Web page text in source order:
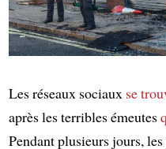
Les réseaux sociaux se
après les terribles émeutes
Pendant plusieurs jours,